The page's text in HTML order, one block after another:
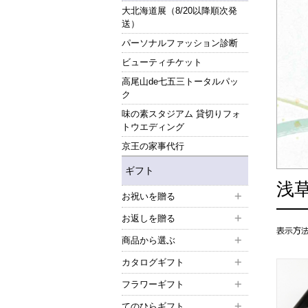
大北海道展（8/20以降順次発
送）
パーソナルファッション診断
ビューティチケット
高尾山de七五三トータルパッ
ク
味の素スタジアム 貸切りフォ
トウエディング
京王の家事代行
ギフト
お祝いを贈る
お返しを贈る
商品から選ぶ
カタログギフト
フラワーギフト
浅